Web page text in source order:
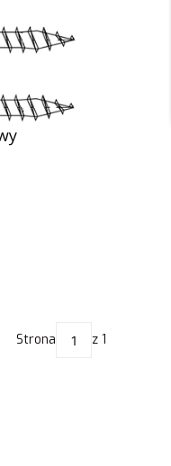
Strona z 1